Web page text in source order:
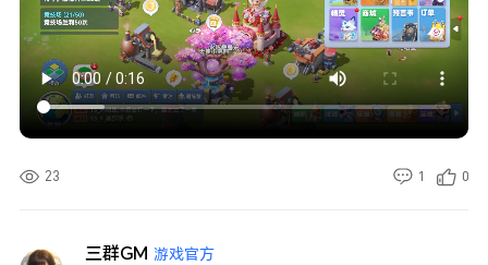
23 1 0
三群GM 游戏官方